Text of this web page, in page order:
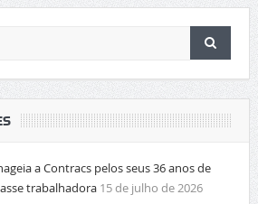
a Contracs pelos seus 36 anos de
trabalhadora 15 de julho de 2026